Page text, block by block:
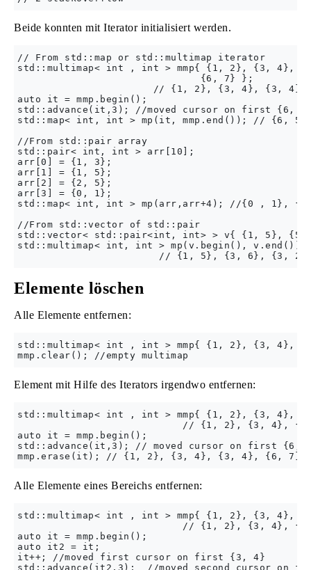
Beide konnten mit Iterator initialisiert werden.
// From std::map or std::multimap iterator
std::multimap< int , int > mmp{ {1, 2}, {3,
                               {6, 7} };
// {1, 2}, {3, 4}, {3,
auto it = mmp.begin();
std::advance(it,3); //moved cursor on first {6,
std::map< int, int > mp(it, mmp.end()); // {6,
//From std::pair array
std::pair< int, int > arr[10];
arr[0] = {1, 3};
arr[1] = {1, 5};
arr[2] = {2, 5};
arr[3] = {0, 1};
std::map< int, int > mp(arr,arr+4); //{0 , 1},
//From std::vector of std::pair
std::vector< std::pair<int, int> > v{ {1, 5},
std::multimap< int, int > mp(v.begin(),
Elemente löschen
Alle Elemente entfernen:
std::multimap< int , int > mmp{ {1, 2}, {3,
Element mit Hilfe des Iterators irgendwo entfernen:
std::multimap< int , int > mmp{ {1, 2}, {3,
// {1, 2}, {3, 4},
auto it = mmp.begin();
std::advance(it,3); // moved cursor on first {6,
Alle Elemente eines Bereichs entfernen:
std::multimap< int , int > mmp{ {1, 2}, {3,
// {1, 2}, {3, 4},
auto it = mmp.begin();
auto it2 = it;
it++; //moved first cursor on first {3, 4}
std::advance(it2,3);  //moved second cursor on